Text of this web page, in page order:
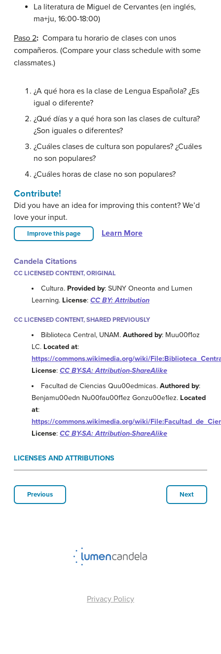
La literatura de Miguel de Cervantes (en inglés,
ma+ju, 16:00-18:00)
Paso 2: Compara tu horario de clases con unos
compañeros. (Compare your class schedule with some
classmates.)
¿A qué hora es la clase de Lengua Española? ¿Es
igual o diferente?
¿Qué días y a qué hora son las clases de cultura?
¿Son iguales o diferentes?
¿Cuáles clases de cultura son populares? ¿Cuáles
no son populares?
¿Cuáles horas de clase no son populares?
Contribute!
Did you have an idea for improving this content? We’d
love your input.
Improve this page Learn More
Candela Citations
CC LICENSED CONTENT, ORIGINAL
Cultura. Provided by: SUNY Oneonta and Lumen
Learning. License: CC BY: Attribution
CC LICENSED CONTENT, SHARED PREVIOUSLY
Biblioteca Central, UNAM.Authored by: Muu00f1oz
LC. Located at:
https://commons.wikimedia.org/wiki/
License: CC BY-SA: Attribution-ShareAlike
Facultad de Ciencias Quu00edmicas.Authored by:
Benjamu00edn Nu00fau00f1ez Gonzu00e1lez. Located
at:
https://commons.wikimedia.org/wiki/
License: CC BY-SA: Attribution-ShareAlike
LICENSES AND ATTRIBUTIONS
Previous Next
Privacy Policy